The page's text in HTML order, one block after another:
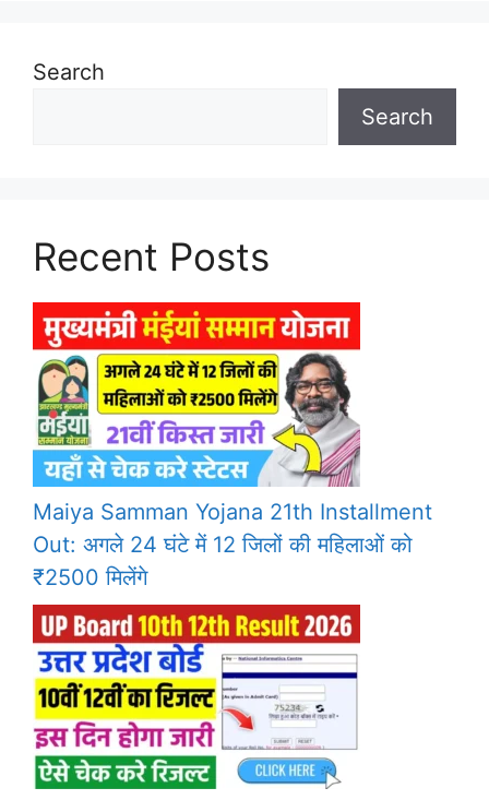
Search
Search
Recent Posts
Maiya Samman Yojana 21th Installment
Out: अगले 24 घंटे में 12 जिलों की महिलाओं को
₹2500 मिलेंगे